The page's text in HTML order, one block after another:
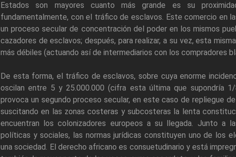
Estados son mayores cuanto más grande es su
fundamentalmente, con el tráfico de esclavos. Este comercio en
un proceso secular de concentración del poder en los mismos
cazadores de esclavos; después, para realizar, a su vez, esta
más débiles (actuando así de intermediarios con los compradores
De esta forma, el tráfico de esclavos, sobre cuya enorme
oscilan entre 5 y 25.000.000 (cifra esta última que supondría
provoca un segundo proceso secular, en este caso de repliegue
suscitando en las zonas costeras y subcosteras la lenta
encuentran los colonizadores europeos a su llegada. Junto a
políticas y sociales, las normas jurídicas constituyen uno de los
una sociedad. El derecho africano es consuetudinario y está